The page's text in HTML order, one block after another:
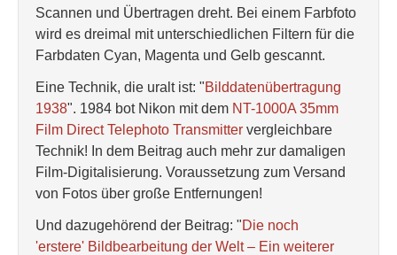
Scannen und Übertragen dreht. Bei einem Farbfoto
wird es dreimal mit unterschiedlichen Filtern für die
Farbdaten Cyan, Magenta und Gelb gescannt.
Eine Technik, die uralt ist: "Bilddatenübertragung
1938". 1984 bot Nikon mit dem NT-1000A 35mm
Film Direct Telephoto Transmitter vergleichbare
Technik! In dem Beitrag auch mehr zur damaligen
Film-Digitalisierung. Voraussetzung zum Versand
von Fotos über große Entfernungen!
Und dazugehörend der Beitrag: "Die noch
'erstere' Bildbearbeitung der Welt – Ein weiterer